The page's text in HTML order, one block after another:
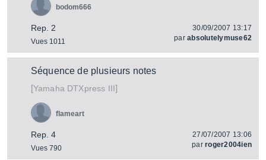
Rep. 2
Vues 1011
bodom666
30/09/2007 13:17
parabsolutelymuse62
Séquence de plusieurs notes
[Yamaha DTXpress III]
Rep. 4
Vues 790
flameart
27/07/2007 13:06
parroger2004ien